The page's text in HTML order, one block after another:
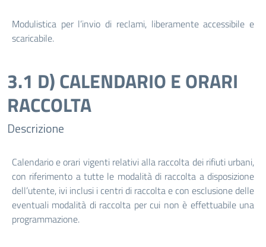
Modulistica per l’invio di reclami, liberamente accessibile e
scaricabile.
3.1 D) CALENDARIO E ORARI
RACCOLTA
Descrizione
Calendario e orari vigenti relativi alla raccolta dei rifiuti urbani,
con riferimento a tutte le modalità di raccolta a disposizione
dell’utente, ivi inclusi i centri di raccolta e con esclusione delle
eventuali modalità di raccolta per cui non è effettuabile una
programmazione.